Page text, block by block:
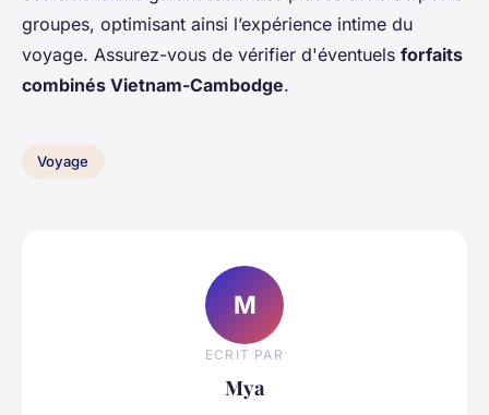
groupes, optimisant ainsi l’expérience intime du
voyage. Assurez-vous de vérifier d'éventuels forfaits
combinés Vietnam-Cambodge.
Voyage
M
ECRIT PAR
Mya